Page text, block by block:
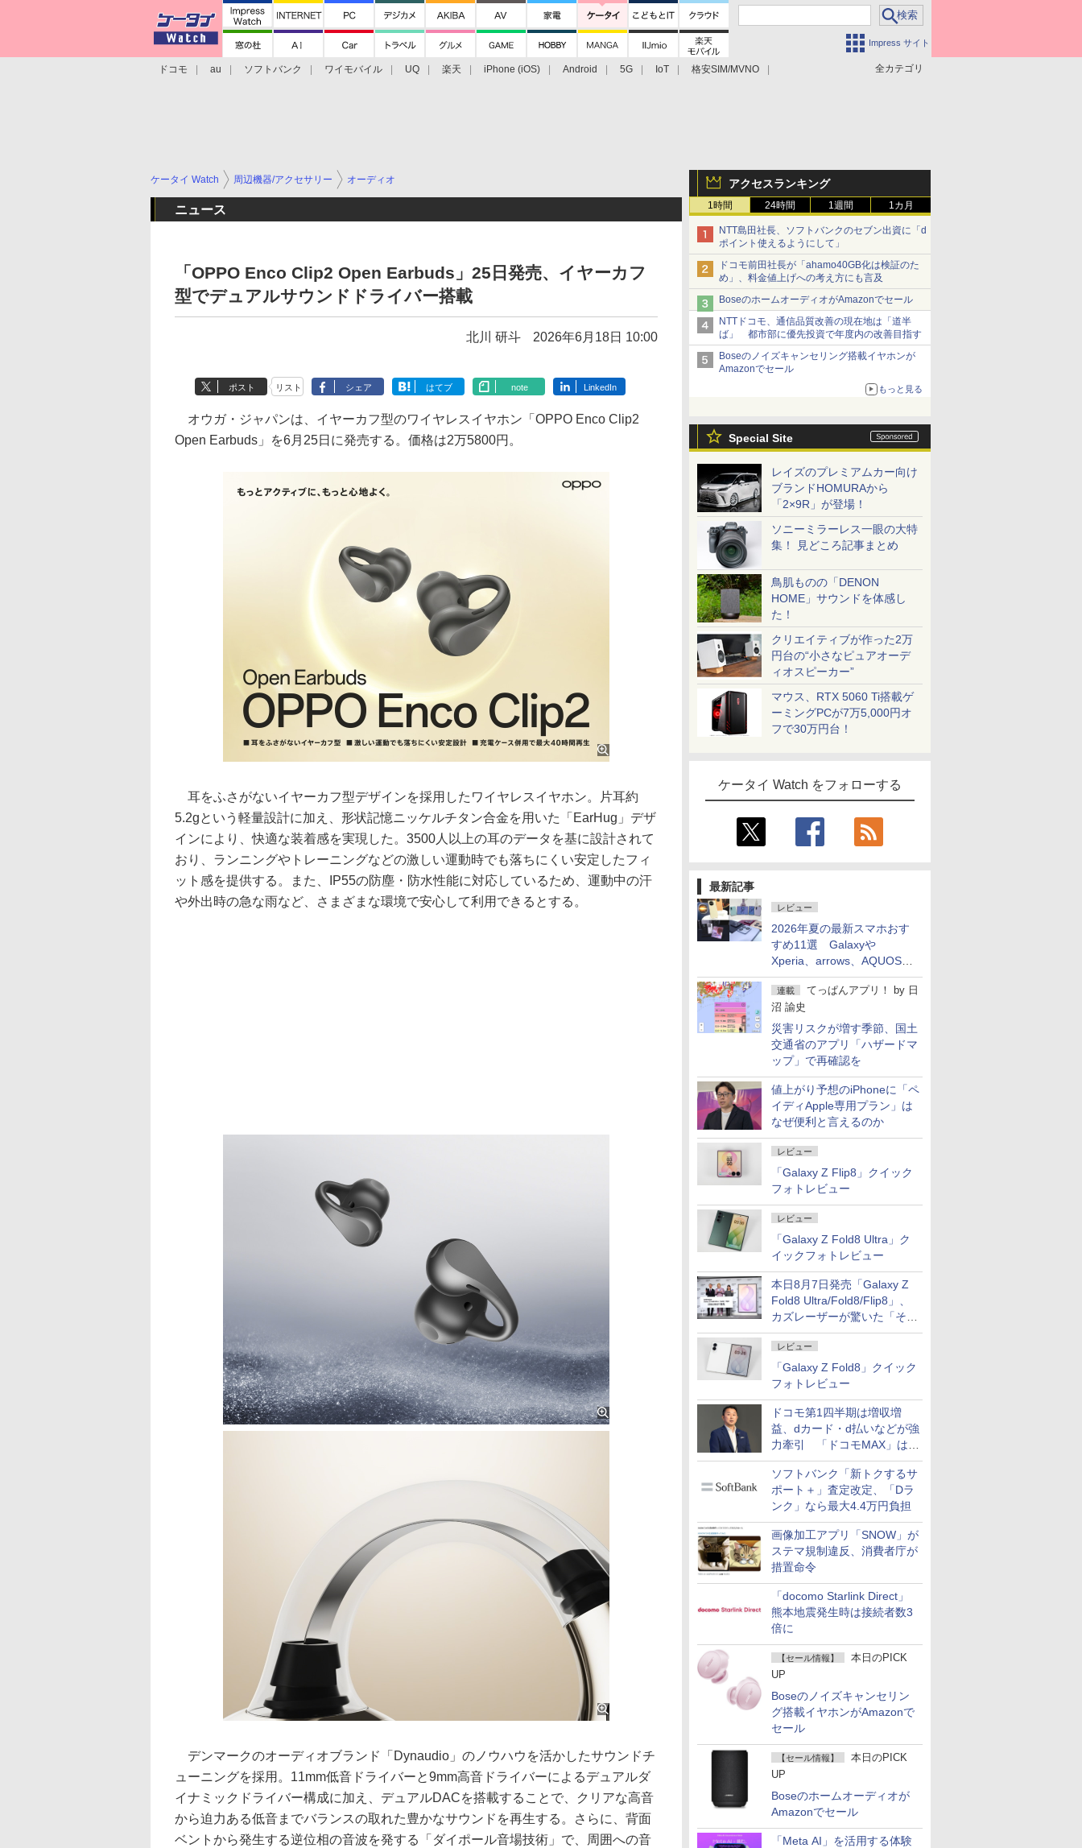
Impress サイト
全カテゴリ
ドコモ au ソフトバンク ワイモバイル UQ 楽天 iPhone (iOS) Android 5G IoT
格安SIM/MVNO
アクセスランキング
1時間 24時間 1週間 1カ月
NTT島田社長、ソフトバンクのセブン出資に「d
ポイント使えるようにして」
ドコモ前田社長が「ahamo40GB化は検証のた
め」、料金値上げへの考え方にも言及
BoseのホームオーディオがAmazonでセール
NTTドコモ、通信品質改善の現在地は「道半
ば」 都市部に優先投資で年度内の改善目指す
Boseのノイズキャンセリング搭載イヤホンが
Amazonでセール
もっと見る
Special Site
レイズのプレミアムカー向け
ブランドHOMURAから
「2×9R」が登場！
ソニーミラーレス一眼の大特
集！ 見どころ記事まとめ
鳥肌ものの「DENON
HOME」サウンドを体感し
た！
クリエイティブが作った2万
円台の“小さなピュアオーデ
ィオスピーカー”
マウス、RTX 5060 Ti搭載ゲ
ーミングPCが7万5,000円オ
フで30万円台！
ケータイ Watch をフォローする
最新記事
レビュー
2026年夏の最新スマホおす
すめ11選 Galaxyや
Xperia、arrows、AQUOSな
ど注目機種の特徴は
連載 てっぱんアプリ！ by 日
沼 諭史
災害リスクが増す季節、国土
交通省のアプリ「ハザードマ
ップ」で再確認を
値上がり予想のiPhoneに「ペ
イディApple専用プラン」は
なぜ便利と言えるのか
レビュー
「Galaxy Z Flip8」クイック
フォトレビュー
レビュー
「Galaxy Z Fold8 Ultra」ク
イックフォトレビュー
本日8月7日発売「Galaxy Z
Fold8 Ultra/Fold8/Flip8」、
カズレーザーが驚いた「そば
屋のメニュー並みの薄さ」
レビュー
「Galaxy Z Fold8」クイック
フォトレビュー
ドコモ第1四半期は増収増
益、dカード・d払いなどが強
力牽引 「ドコモMAX」は
400万契約突破
ソフトバンク「新トクするサ
ポート＋」査定改定、「Dラ
ンク」なら最大4.4万円負担
画像加工アプリ「SNOW」が
ステマ規制違反、消費者庁が
措置命令
「docomo Starlink Direct」
熊本地震発生時は接続者数3
倍に
【セール情報】
本日のPICK
UP
Boseのノイズキャンセリン
グ搭載イヤホンがAmazonで
セール
【セール情報】
本日のPICK
UP
Boseのホームオーディオが
Amazonでセール
「Meta AI」を活用する体験
ケータイ Watch 周辺機器/アクセサリー オーディオ
ニュース
「OPPO Enco Clip2 Open Earbuds」25日発売、イヤーカフ
型でデュアルサウンドドライバー搭載
北川 研斗 2026年6月18日 10:00
ポスト リスト シェア はてブ note LinkedIn
オウガ・ジャパンは、イヤーカフ型のワイヤレスイヤホン「OPPO Enco Clip2
Open Earbuds」を6月25日に発売する。価格は2万5800円。
耳をふさがないイヤーカフ型デザインを採用したワイヤレスイヤホン。片耳約
5.2gという軽量設計に加え、形状記憶ニッケルチタン合金を用いた「EarHug」デザ
インにより、快適な装着感を実現した。3500人以上の耳のデータを基に設計されて
おり、ランニングやトレーニングなどの激しい運動時でも落ちにくい安定したフィ
ット感を提供する。また、IP55の防塵・防水性能に対応しているため、運動中の汗
や外出時の急な雨など、さまざまな環境で安心して利用できるとする。
デンマークのオーディオブランド「Dynaudio」のノウハウを活かしたサウンドチ
ューニングを採用。11mm低音ドライバーと9mm高音ドライバーによるデュアルダ
イナミックドライバー構成に加え、デュアルDACを搭載することで、クリアな高音
から迫力ある低音までバランスの取れた豊かなサウンドを再生する。さらに、背面
ベントから発生する逆位相の音波を発する「ダイポール音場技術」で、周囲への音